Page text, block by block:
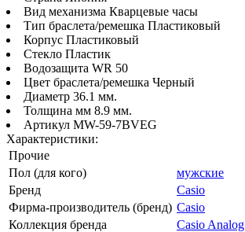
Вид механизма Кварцевые часы
Тип браслета/ремешка Пластиковый
Корпус Пластиковый
Стекло Пластик
Водозащита WR 50
Цвет браслета/ремешка Черный
Диаметр 36.1 мм.
Толщина мм 8.9 мм.
Артикул MW-59-7BVEG
Характеристики:
Прочие
Пол (для кого)
мужские
Бренд
Casio
Фирма-производитель (бренд) Casio
Коллекция бренда
Casio Analog